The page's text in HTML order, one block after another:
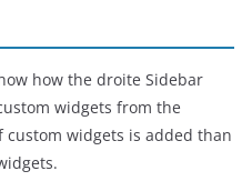
how the droite Sidebar
widgets from the
widgets is added than